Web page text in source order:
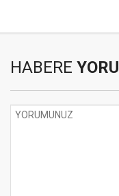
HABERE